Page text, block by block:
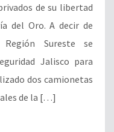
de su libertad
del Oro. A decir de
Sureste se
Jalisco para
dos camionetas
de la […]